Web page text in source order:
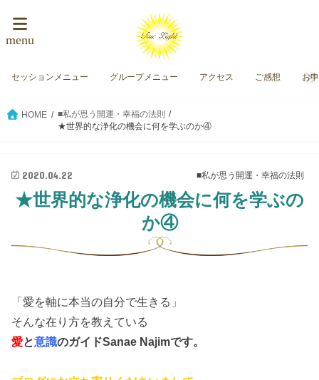
menu
セッションメニュー グループメニュー アクセス ご感想 お
HOME
■私が思う開運・幸福の法則
★世界的な浄化の機会に何を学ぶのか④
■私が思う開運・幸福の法則
2020.04.22
★世界的な浄化の機会に何を学ぶの
か④
「愛を軸に本当の自分で生きる」
そんな在り方を教えている
愛と意識のガイドSanae Najimです。